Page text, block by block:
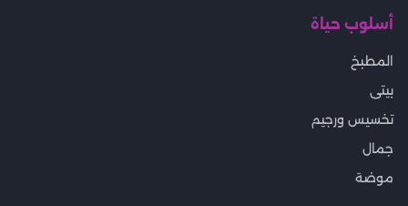
أسلوب حياة
المطبخ
بيتى
تخسيس ورجيم
جمال
موضة